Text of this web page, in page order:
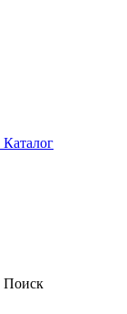
Каталог
Поиск